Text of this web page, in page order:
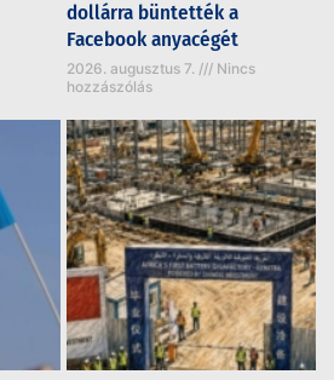
dollárra büntették a
Facebook anyacégét
2026. augusztus 7.
Nincs
hozzászólás